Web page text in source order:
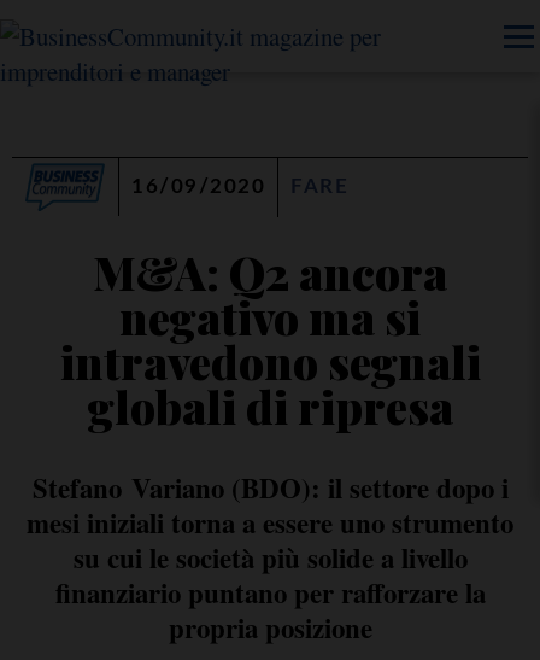
16/09/2020 FARE
M&A: Q2 ancora
negativo ma si
intravedono segnali
globali di ripresa
Stefano Variano (BDO): il settore dopo i
mesi iniziali torna a essere uno strumento
su cui le società più solide a livello
finanziario puntano per rafforzare la
propria posizione